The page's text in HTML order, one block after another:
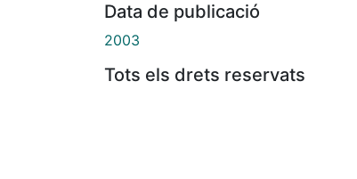
Data de publicació
2003
Tots els drets reservats